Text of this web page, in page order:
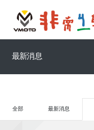
最新消息
全部 最新消息